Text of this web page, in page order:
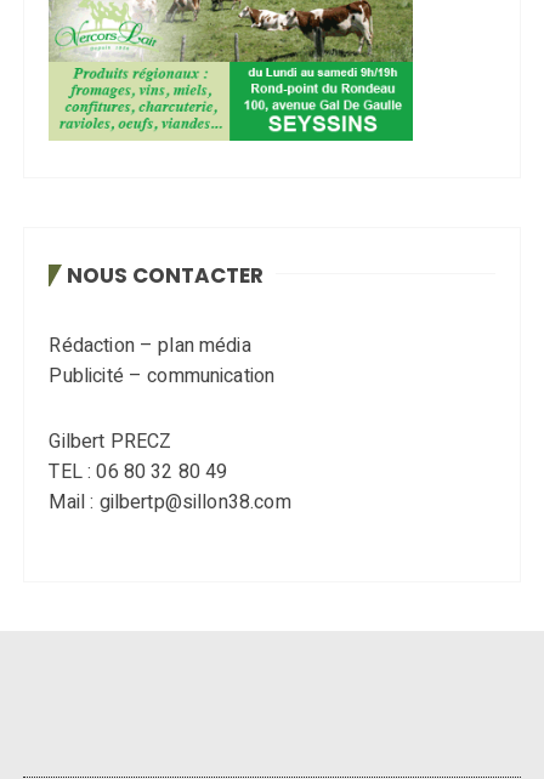
NOUS CONTACTER
Rédaction – plan média
Publicité – communication
Gilbert PRECZ
TEL : 06 80 32 80 49
Mail : gilbertp@sillon38.com